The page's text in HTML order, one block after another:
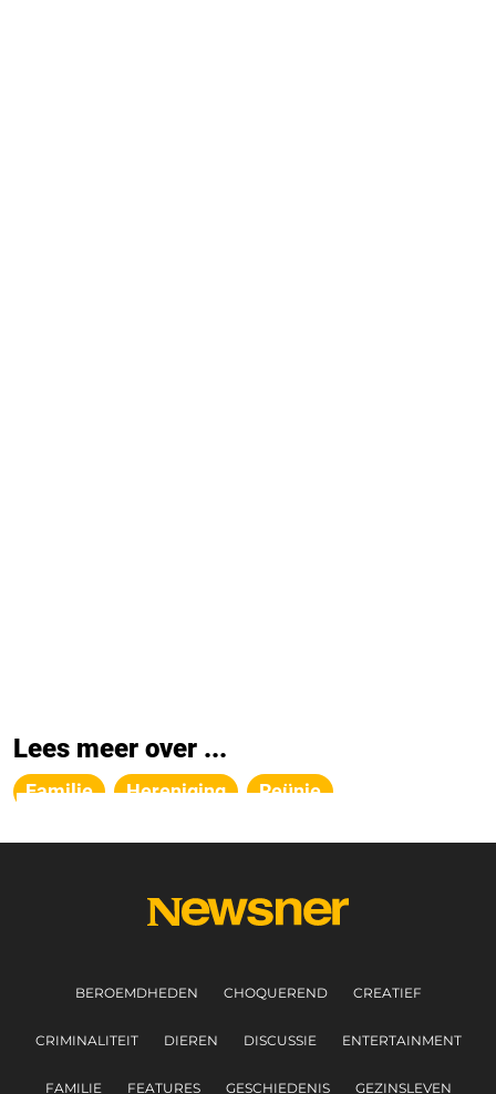
Lees meer over ...
Familie Hereniging Reünie
BEROEMDHEDEN CHOQUEREND CREATIEF
CRIMINALITEIT DIEREN DISCUSSIE ENTERTAINMENT
FAMILIE FEATURES GESCHIEDENIS GEZINSLEVEN